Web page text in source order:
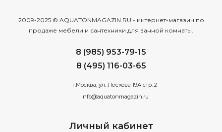
2009-2025 © AQUATONMAGAZIN.RU - интернет-магазин по
продаже мебели и сантехники для ванной комнаты.
8 (985) 953-79-15
8 (495) 116-03-65
г.Москва, ул. Лескова 19А стр. 2
info@aquatonmagazin.ru
Личный кабинет